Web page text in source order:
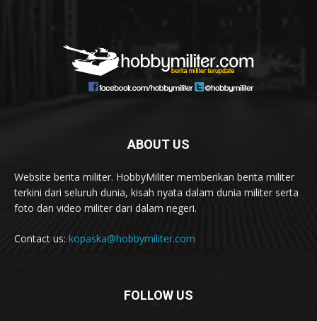
ABOUT US
Website berita militer. HobbyMiliter memberikan berita militer
terkini dari seluruh dunia, kisah nyata dalam dunia militer serta
foto dan video militer dari dalam negeri.
Contact us: kopaska@hobbymiliter.com
FOLLOW US